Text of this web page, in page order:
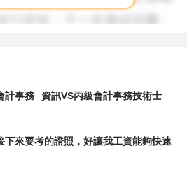
計事務─資訊VS丙級會計事務技術士
下來要考的證照，好讓我工資能夠快速